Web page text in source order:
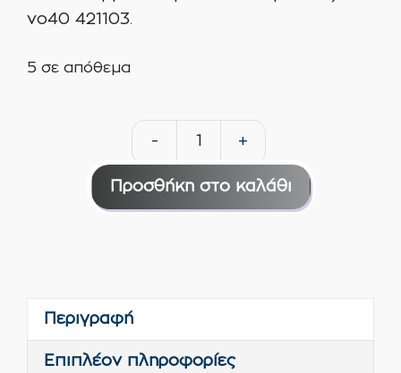
νο40 421103.
5 σε απόθεμα
-
Kseibi
δερμάτινο
μποτάκι
+
Προσθήκη στο καλάθι
Περιγραφή
Επιπλέον πληροφορίες